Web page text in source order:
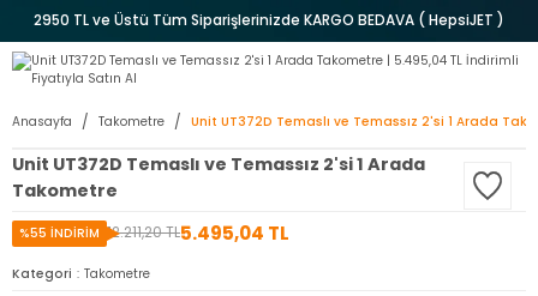
2950 TL ve Üstü Tüm Siparişlerinizde KARGO BEDAVA ( HepsiJET )
Anasayfa Takometre Unit UT372D Temaslı ve Temassız 2'si 1 Arada
Unit UT372D Temaslı ve Temassız 2'si 1 Arada
Takometre
12.211,20 TL5.495,04 TL
%55 İNDİRİM
Kategori
Takometre